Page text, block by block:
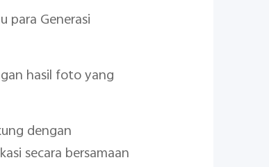
para Generasi
hasil foto yang
dengan
secara bersamaan